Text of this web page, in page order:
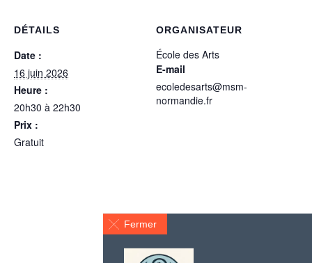
Fermer
DÉTAILS
Date :
16 juin 2026
Heure :
20h30 à 22h30
Prix :
Gratuit
ORGANISATEUR
École des Arts
E-mail
ecoledesarts@msm-
normandie.fr